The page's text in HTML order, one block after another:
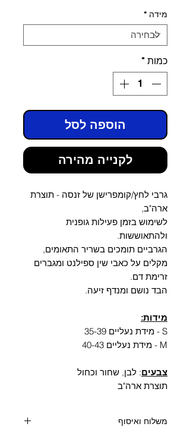
מידה *
כמות *
הוספה לסל
לקנייה מהירה
גרבי לחץ/קומפרישן של זנסה - תוצרת
ארה"ב,
לשימוש בזמן פעילות גופנית
ולהתאוששות.
הגרביים תומכים בשריר התאומים,
מקלים על כאבי שין ספילנט ומגברים
זרימת דם.
הבד נושם ומנדף זיעה.
מידות:
S - מידת נעליים 35-39
M - מידת נעליים 40-43
צבעים: לבן, שחור וכחול
תוצרת ארה"ב
משלוח ואיסוף